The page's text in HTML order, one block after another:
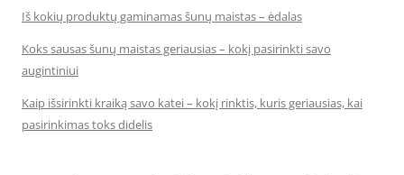
Iš kokių produktų gaminamas šunų maistas – ėdalas
Koks sausas šunų maistas geriausias – kokį pasirinkti savo
augintiniui
Kaip išsirinkti kraiką savo katei – kokį rinktis, kuris geriausias, kai
pasirinkimas toks didelis